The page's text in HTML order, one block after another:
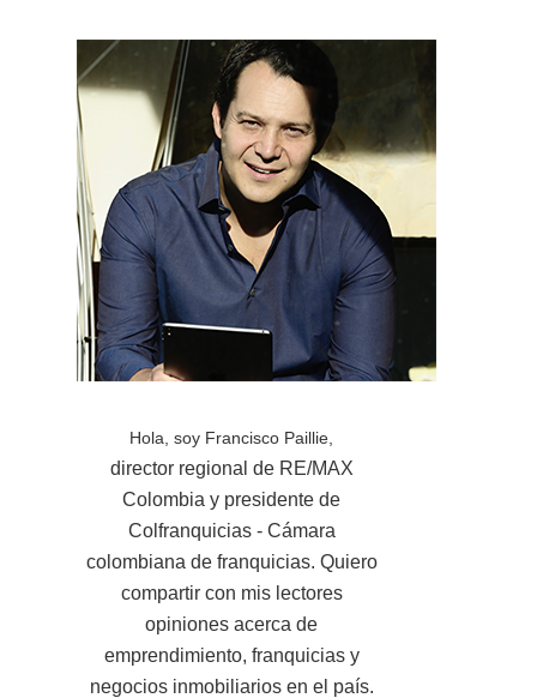
Hola, soy Francisco Paillie,
director regional de RE/MAX
Colombia y presidente de
Colfranquicias - Cámara
colombiana de franquicias. Quiero
compartir con mis lectores
opiniones acerca de
emprendimiento, franquicias y
negocios inmobiliarios en el país.